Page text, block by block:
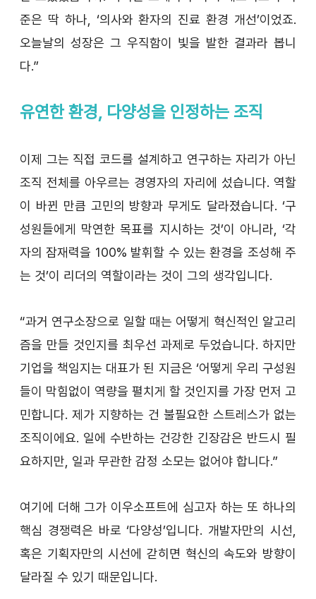
준은 딱 하나, ‘의사와 환자의 진료 환경 개선’이었죠.
오늘날의 성장은 그 우직함이 빛을 발한 결과라 봅니
다.”
유연한 환경, 다양성을 인정하는 조직
이제 그는 직접 코드를 설계하고 연구하는 자리가 아닌
조직 전체를 아우르는 경영자의 자리에 섰습니다. 역할
이 바뀐 만큼 고민의 방향과 무게도 달라졌습니다. ‘구
성원들에게 막연한 목표를 지시하는 것’이 아니라, ‘각
자의 잠재력을 100% 발휘할 수 있는 환경을 조성해 주
는 것’이 리더의 역할이라는 것이 그의 생각입니다.
“과거 연구소장으로 일할 때는 어떻게 혁신적인 알고리
즘을 만들 것인지를 최우선 과제로 두었습니다. 하지만
기업을 책임지는 대표가 된 지금은 ‘어떻게 우리 구성원
들이 막힘없이 역량을 펼치게 할 것인지를 가장 먼저 고
민합니다. 제가 지향하는 건 불필요한 스트레스가 없는
조직이에요. 일에 수반하는 건강한 긴장감은 반드시 필
요하지만, 일과 무관한 감정 소모는 없어야 합니다.”
여기에 더해 그가 이우소프트에 심고자 하는 또 하나의
핵심 경쟁력은 바로 ‘다양성’입니다. 개발자만의 시선,
혹은 기획자만의 시선에 갇히면 혁신의 속도와 방향이
달라질 수 있기 때문입니다.